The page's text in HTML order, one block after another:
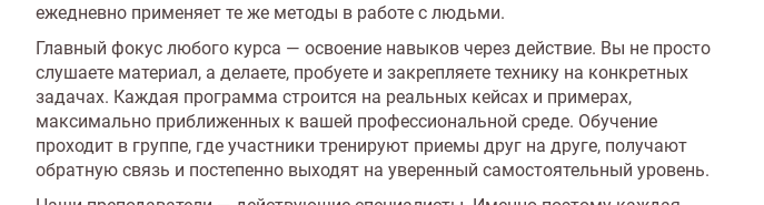
ежедневно применяет те же методы в работе с людьми.
Главный фокус любого курса — освоение навыков через действие. Вы не просто
слушаете материал, а делаете, пробуете и закрепляете технику на конкретных
задачах. Каждая программа строится на реальных кейсах и примерах,
максимально приближенных к вашей профессиональной среде. Обучение
проходит в группе, где участники тренируют приемы друг на друге, получают
обратную связь и постепенно выходят на уверенный самостоятельный уровень.